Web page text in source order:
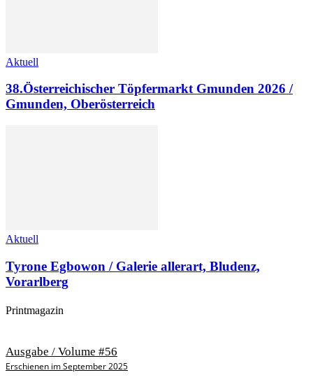
Aktuell
38.Österreichischer Töpfermarkt Gmunden 2026 /
Gmunden, Oberösterreich
Aktuell
Tyrone Egbowon / Galerie allerart, Bludenz,
Vorarlberg
Printmagazin
Ausgabe / Volume #56
Erschienen im September 2025